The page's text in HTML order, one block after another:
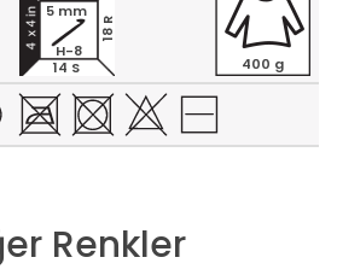
14 S
18 R
5 mm
H-8
400 g
Renkler